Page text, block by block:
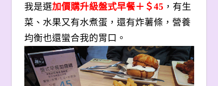
我是選加價購升級盤式早餐＋＄45 ，有生
菜、水果又有水煮蛋，還有炸薯條，營養
均衡也還蠻合我的胃口。